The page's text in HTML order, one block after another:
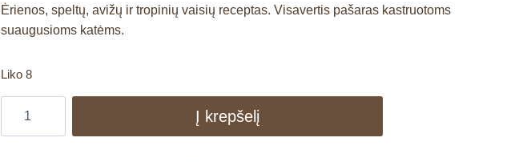
Ėrienos, speltų, avižų ir tropinių vaisių receptas. Visavertis pašaras kastruotoms
suaugusioms katėms.
Liko 8
Į krepšelį